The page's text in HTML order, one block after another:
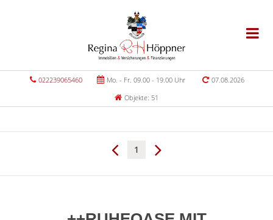
022239065460 Mo. - Fr. 09.00 - 19.00 Uhr
07.08.2026
Objekte: 51
1